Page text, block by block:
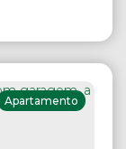
Apartamento